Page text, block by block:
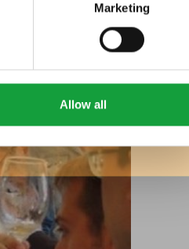
Marketing
Allow all